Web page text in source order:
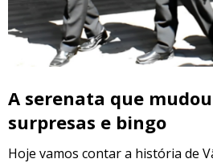
A serenata que
surpresas e bingo
Hoje vamos contar a história de